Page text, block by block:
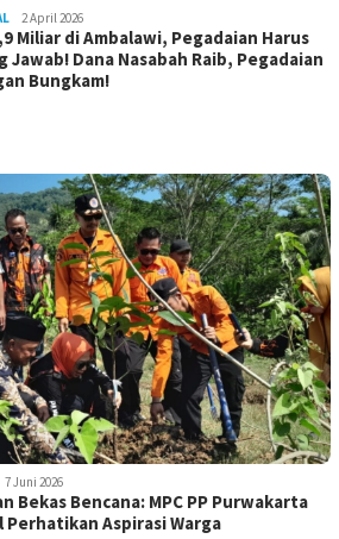
2 April 2026
Miliar di Ambalawi, Pegadaian Harus
Dana Nasabah Raib, Pegadaian
Bungkam!
7 Juni 2026
Bekas Bencana: MPC PP Purwakarta
Perhatikan Aspirasi Warga